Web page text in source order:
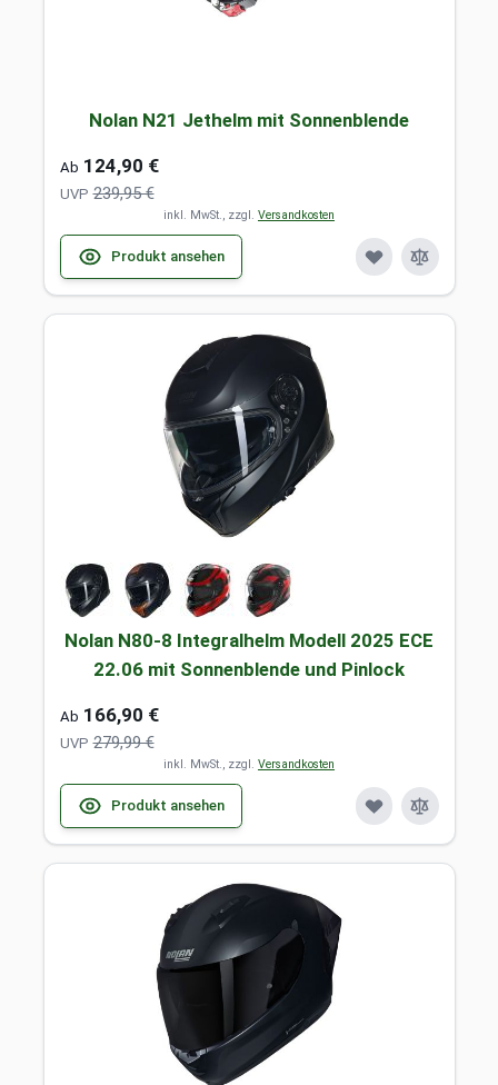
Nolan N21 Jethelm mit Sonnenblende
Ab 124,90 €
UVP 239,95 €
inkl. MwSt., zzgl. Versandkosten
Produkt ansehen
Nolan N80-8 Integralhelm Modell 2025 ECE
22.06 mit Sonnenblende und Pinlock
Ab 166,90 €
UVP 279,99 €
inkl. MwSt., zzgl. Versandkosten
Produkt ansehen